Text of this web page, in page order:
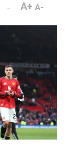
A+ A-